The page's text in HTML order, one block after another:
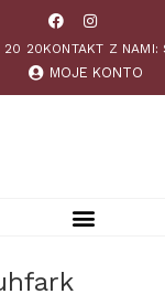
20 20KONTAKT Z NAMI:
MOJE KONTO